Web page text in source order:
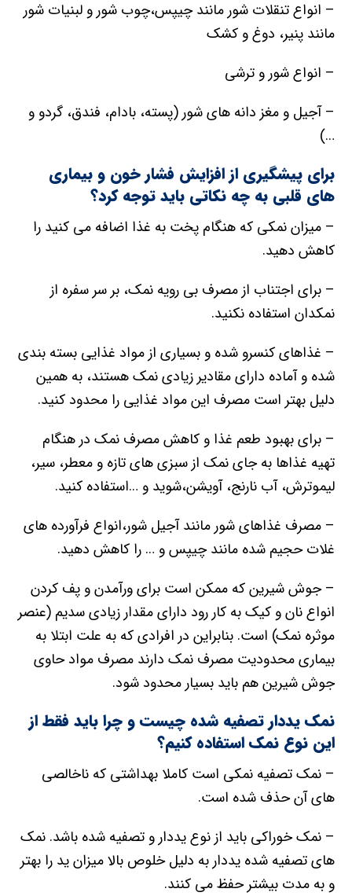
– انواع تنقلات شور مانند چیپس،چوب شور و لبنیات شور
مانند پنیر، دوغ و کشک
– انواع شور و ترشی
– آجیل و مغز دانه های شور (پسته، بادام، فندق، گردو و
…)
برای پیشگیری از افزایش فشار خون و بیماری
های قلبی به چه نکاتی باید توجه کرد؟
– میزان نمکی که هنگام پخت به غذا اضافه می کنید را
کاهش دهید.
– برای اجتناب از مصرف بی رویه نمک، بر سر سفره از
نمکدان استفاده نکنید.
– غذاهای کنسرو شده و بسیاری از مواد غذایی بسته بندی
شده و آماده دارای مقادیر زیادی نمک هستند، به همین
دلیل بهتر است مصرف این مواد غذایی را محدود کنید.
– برای بهبود طعم غذا و کاهش مصرف نمک در هنگام
تهیه غذاها به جای نمک از سبزی های تازه و معطر، سیر،
لیموترش، آب نارنج، آویشن،شوید و …استفاده کنید.
– مصرف غذاهای شور مانند آجیل شور،انواع فرآورده های
غلات حجیم شده مانند چیپس و … را کاهش دهید.
– جوش شیرین که ممکن است برای ورآمدن و پف کردن
انواع نان و کیک به کار رود دارای مقدار زیادی سدیم (عنصر
موثره نمک) است. بنابراین در افرادی که به علت ابتلا به
بیماری محدودیت مصرف نمک دارند مصرف مواد حاوی
جوش شیرین هم باید بسیار محدود شود.
نمک یددار تصفیه شده چیست و چرا باید فقط از
این نوع نمک استفاده کنیم؟
– نمک تصفیه نمکی است کاملا بهداشتی که ناخالصی
های آن حذف شده است.
– نمک خوراکی باید از نوع یددار و تصفیه شده باشد. نمک
های تصفیه شده یددار به دلیل خلوص بالا میزان ید را بهتر
و به مدت بیشتر حفظ می کنند.